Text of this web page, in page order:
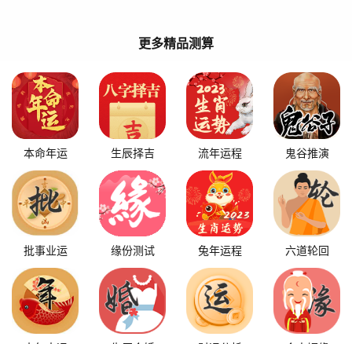
更多精品测算
本命年运 生辰择吉 流年运程 鬼谷推演
批事业运 缘份测试 兔年运程 六道轮回